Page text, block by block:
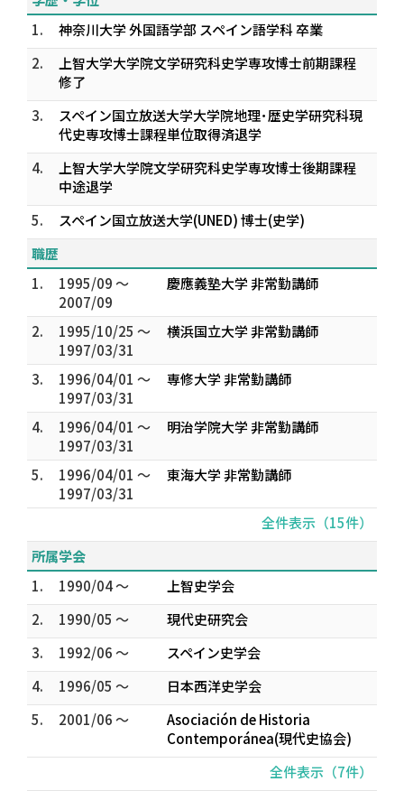
1.
神奈川大学 外国語学部 スペイン語学科 卒業
2.
上智大学大学院文学研究科史学専攻博士前期課程
修了
3.
スペイン国立放送大学大学院地理･歴史学研究科現
代史専攻博士課程単位取得済退学
4.
上智大学大学院文学研究科史学専攻博士後期課程
中途退学
5.
スペイン国立放送大学(UNED) 博士(史学)
職歴
1.
1995/09 ～
2007/09
慶應義塾大学 非常勤講師
2.
1995/10/25 ～
1997/03/31
横浜国立大学 非常勤講師
3.
1996/04/01 ～
1997/03/31
専修大学 非常勤講師
4.
1996/04/01 ～
1997/03/31
明治学院大学 非常勤講師
5.
1996/04/01 ～
1997/03/31
東海大学 非常勤講師
全件表示（15件）
所属学会
1.
1990/04 ～
上智史学会
2.
1990/05 ～
現代史研究会
3.
1992/06 ～
スペイン史学会
4.
1996/05 ～
日本西洋史学会
5.
2001/06 ～
Asociación de Historia
Contemporánea(現代史協会)
全件表示（7件）